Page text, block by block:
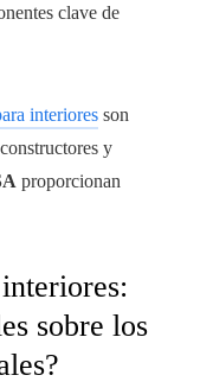
clave de
interiores son
y
proporcionan
sobre los